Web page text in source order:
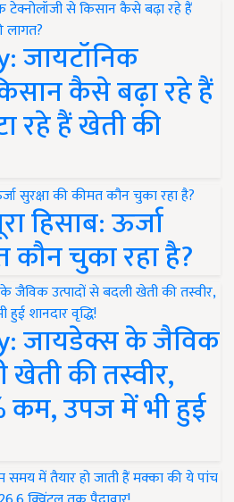
जायटॉनिक
कैसे बढ़ा रहे हैं
रहे हैं खेती की
हिसाब: ऊर्जा
कौन चुका रहा है?
जायडेक्स के जैविक
खेती की तस्वीर,
कम, उपज में भी हुई